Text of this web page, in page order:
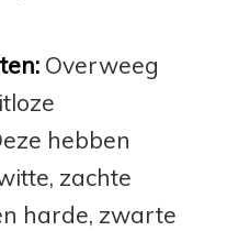
Overweeg
hebben
zachte
harde, zwarte